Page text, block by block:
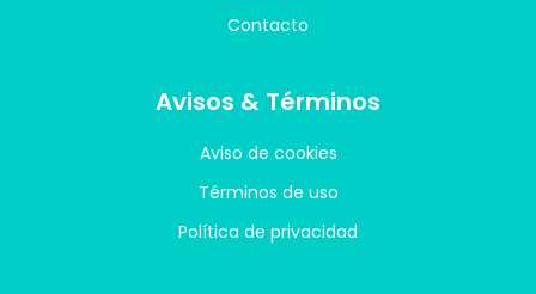
Contacto
Avisos & Términos
Aviso de cookies
Términos de uso
Política de privacidad